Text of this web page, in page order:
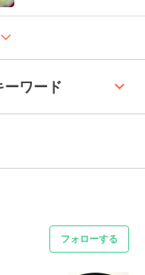
ーワード keyboard_arrow_up
フォローする